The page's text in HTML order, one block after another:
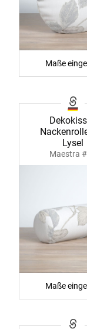
Maße
Lysel
Maestra
Maße